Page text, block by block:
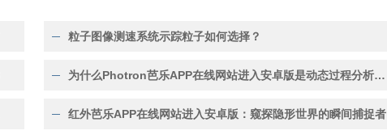
粒子图像测速系统示踪粒子如何选择？
为什么Photron芭乐APP在线网站进入安卓版是动态过程分析的首选？
红外芭乐APP在线网站进入安卓版：窥探隐形世界的瞬间捕捉者